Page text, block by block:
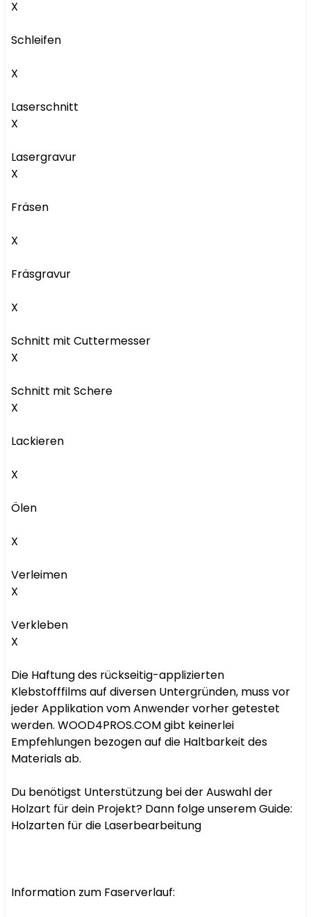
X
Schleifen
X
Laserschnitt
X
Lasergravur
X
Fräsen
X
Fräsgravur
X
Schnitt mit Cuttermesser
X
Schnitt mit Schere
X
Lackieren
X
Ölen
X
Verleimen
X
Verkleben
X
Die Haftung des rückseitig-applizierten
Klebstofffilms auf diversen Untergründen, muss vor
jeder Applikation vom Anwender vorher getestet
werden. WOOD4PROS.COM gibt keinerlei
Empfehlungen bezogen auf die Haltbarkeit des
Materials ab.
Du benötigst Unterstützung bei der Auswahl der
Holzart für dein Projekt? Dann folge unserem Guide:
Holzarten für die Laserbearbeitung
Information zum Faserverlauf: